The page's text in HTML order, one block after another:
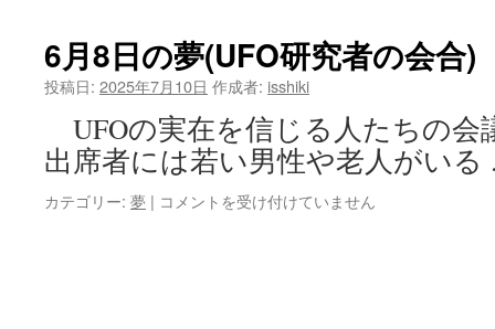
つ
豪
邸)
は
の
夢
ミ
ン
グ
ア
ウ
6月8日の夢(UFO研究者の会合)
投稿日: 2025年7月10日 作成者: isshiki
UFOの実在を信じる人たちの会
出席者には若い男性や老人がい
カテゴリー: 夢 | 6
コメントを受け付けていません